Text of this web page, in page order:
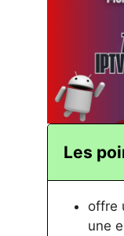
Les
offre
une